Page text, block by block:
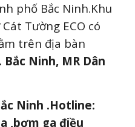
phố Bắc Ninh.Khu
Tường ECO có
trên địa bàn
Bắc Ninh, MR Dân
Ninh .Hotline:
,bơm ga điều